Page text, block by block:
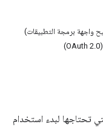
تحتاجها لبدء استخدام